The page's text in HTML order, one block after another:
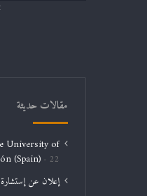
مقالات حديثة
University of
(Spain)
22 يوليو 2026
إعلان عن إستشارة